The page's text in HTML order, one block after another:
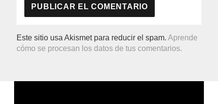
Este sitio usa Akismet para reducir el spam.Aprende
cómo se procesan los datos de tus comentarios.